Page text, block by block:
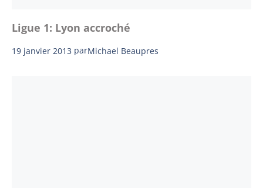
Ligue 1: Lyon accroché
19 janvier 2013 parMichael Beaupres